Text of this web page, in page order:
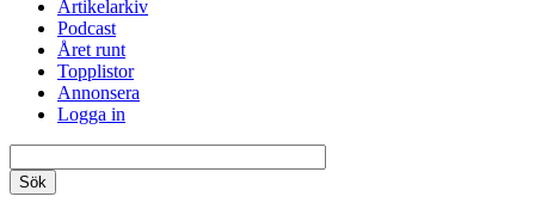
Artikelarkiv
Podcast
Året runt
Topplistor
Annonsera
Logga in